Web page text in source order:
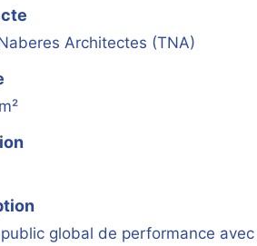
Architectes (TNA)
global de performance avec